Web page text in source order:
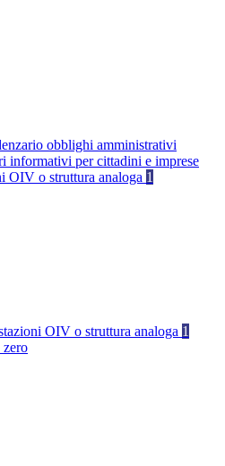
obblighi amministrativi
informativi per cittadini e imprese
OIV o struttura analoga 1
OIV o struttura analoga 1
zero